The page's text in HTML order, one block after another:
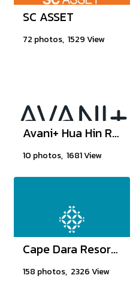
SC ASSET
72 photos, 1529 View
Avani+ Hua Hin Resort
10 photos, 1681 View
Cape Dara Resort, Pattaya
158 photos, 2326 View